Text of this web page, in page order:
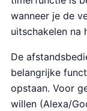
wanneer je de
uitschakelen na
De
belangrijke
opstaan. Voor
willen (Alexa/